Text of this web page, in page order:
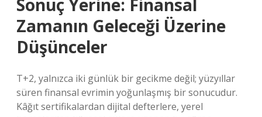
Sonuç Yerine: Finansal
Zamanın Geleceği Üzerine
Düşünceler
T+2, yalnızca iki günlük bir gecikme değil; yüzyıllar
süren finansal evrimin yoğunlaşmış bir sonucudur.
Kâğıt sertifikalardan dijital defterlere, yerel